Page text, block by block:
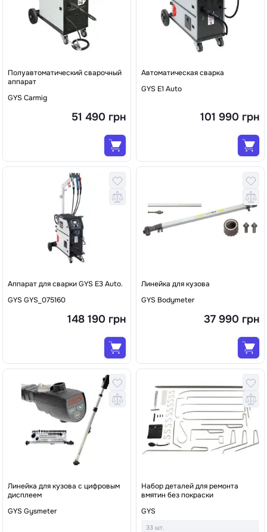
Полуавтоматический сварочный
аппарат
GYS Carmig
51 490 грн
Автоматическая сварка
GYS E1 Auto
101 990 грн
Аппарат для сварки GYS E3 Auto.
GYS GYS_075160
148 190 грн
Линейка для кузова
GYS Bodymeter
37 990 грн
Линейка для кузова с цифровым
дисплеем
GYS Gysmeter
Набор деталей для ремонта
вмятин без покраски
GYS
33 шт.